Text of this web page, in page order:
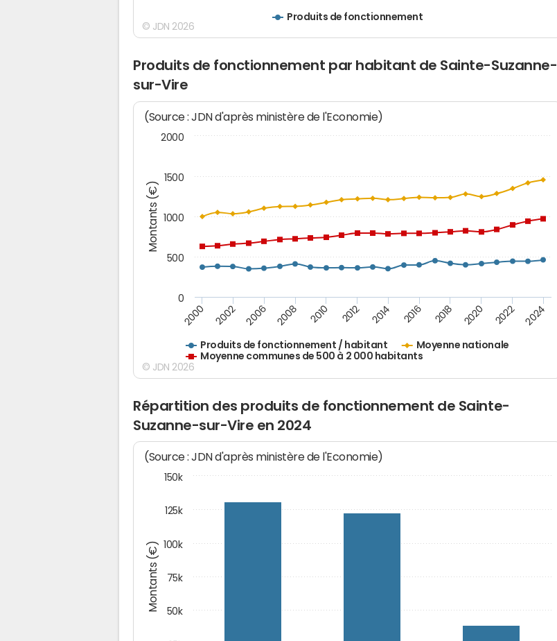
Produits de fonctionnement
© JDN 2026
Produits de fonctionnement par habitant de Sainte-Suzanne-
sur-Vire
Montants (€)
(Source : JDN d'après ministère de l'Economie)
Produits de fonctionnement / habitant
Moyenne nationale
Moyenne communes de 500 à 2 000 habitants
2000 2002 2006 2008 2010 2012 2014 2016 2018 2020 2022 2024
500
1000
1500
0
2000
© JDN 2026
Répartition des produits de fonctionnement de Sainte-
Suzanne-sur-Vire en 2024
Montants (€)
(Source : JDN d'après ministère de l'Economie)
50k
75k
100k
125k
150k